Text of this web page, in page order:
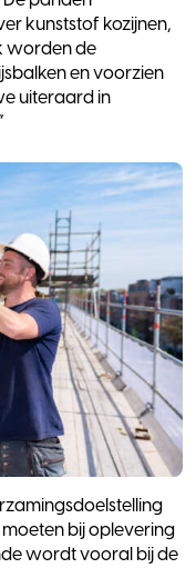
kunststof kozijnen,
worden de
en voorzien
uiteraard in
bij oplevering
wordt vooral bij de